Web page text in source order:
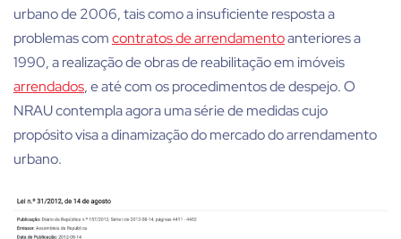
urbano de 2006, tais como a insuficiente resposta a
problemas comcontratos de arrendamentoanteriores a
1990, a realização de obras de reabilitação em imóveis
arrendados, e até com os procedimentos de despejo. O
NRAU contempla agora uma série de medidas cujo
propósito visa a dinamização do mercado do arrendamento
urbano.